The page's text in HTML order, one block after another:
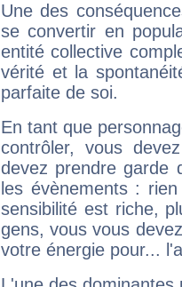
Une des
se convertir en
entité collective
vérité et la
parfaite de soi.
En tant que
contrôler, vous
devez prendre garde
les évènements :
sensibilité est riche,
gens, vous vous
votre énergie pour...